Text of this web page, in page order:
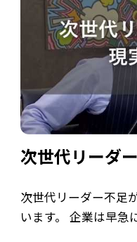
次世代リーダ
次世代リーダー不足
います。 企業は早急